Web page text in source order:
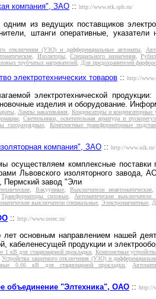
компания", ЗАО :: http://www.etk.spb.ru/
из ведущих поставщиков
штанги оперативные,
отключения (УЗО) и дифференциальные автоматы
Изоляторы Специального назначения
трубчатых нагревателей Для предохранителей
электротехнических товаров :: http://
электротехнической продукции:
изделия и оборудование.
Лампы накаливания
Конденсаторы и конденсаторные
Светильники, осветительная арматура и
газоразрядные
Комплектные трансформаторные
компания", ЗАО :: http://www.uik.ru/
осуществляем комплексные поставки
Львовского изоляторного завода,
Пермский завод "Эли
,Вакуумные ,Выключатели неавтоматические
Трансформаторы силовые
Автоматические выключатели
выключатели специальные Электромагнитные
:: http://www.ostec.ru/
лет основным направлением нашей
кабеленесущей продукции и
1 кВ для стационарной прокладки
Комплектные
,Устройства защитного отключения (УЗО) и
0.66 кВ для стационарной прокладки
объединение "Элтехника", ОАО :: http://